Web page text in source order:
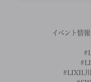
イベント情報
#LIXIL